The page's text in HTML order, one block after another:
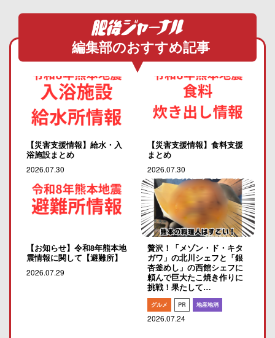
編集部のおすすめ記事
【災害支援情報】給水・入
浴施設まとめ
2026.07.30
【災害支援情報】食料支援
まとめ
2026.07.30
【お知らせ】令和8年熊本地
震情報に関して【避難所】
2026.07.29
贅沢！「メゾン・ド・キタ
ガワ」の北川シェフと「銀
杏釜めし」の西館シェフに
頼んで巨大たこ焼き作りに
挑戦！果たして…
グルメ PR 地産地消
2026.07.24